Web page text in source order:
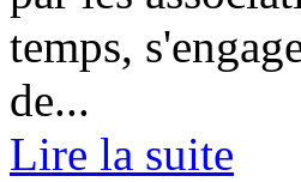
temps,
de...
Lire la suite